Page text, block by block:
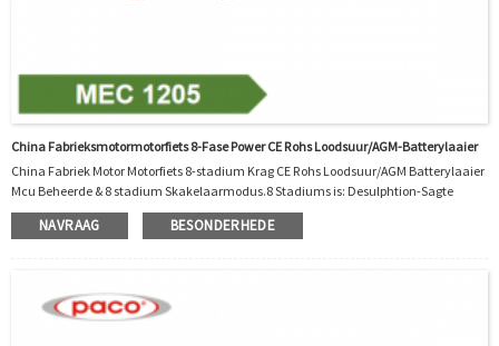
China Fabrieksmotormotorfiets 8-Fase Power CE Rohs Loodsuur/AGM-Batterylaaier
China Fabriek Motor Motorfiets 8-stadium Krag CE Rohs Loodsuur/AGM Batterylaaier
Mcu Beheerde & 8 stadium Skakelaarmodus.8 Stadiums is: Desulphtion-Sagte
begin-Bulk-Absorpsie-Analiseer-Herstel-Float-Pulse.Funksie: 1. Polariteitbeskerming
2. Uitsetkortbeskerming 3. Nie-batteryskakelbeskerming 4. Ontkoppelbeskerming 5.
Ja • Polariteitbeskerming: Ja ...
NAVRAAG BESONDERHEDE